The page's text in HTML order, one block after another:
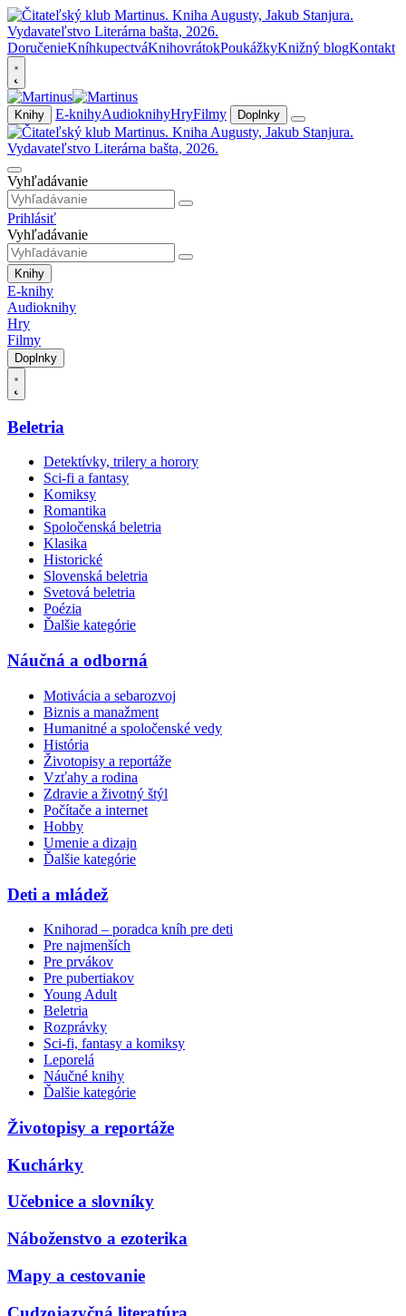
DoručenieKníhkupectváKnihovrátokPoukážkyKnižný blogKontakt
Knihy E-knihyAudioknihyHryFilmy Doplnky
Vyhľadávanie
Prihlásiť
Vyhľadávanie
Knihy
E-knihy
Audioknihy
Hry
Filmy
Doplnky
Beletria
Detektívky, trilery a horory
Sci-fi a fantasy
Komiksy
Romantika
Spoločenská beletria
Klasika
Historické
Slovenská beletria
Svetová beletria
Poézia
Ďalšie kategórie
Náučná a odborná
Motivácia a sebarozvoj
Biznis a manažment
Humanitné a spoločenské vedy
História
Životopisy a reportáže
Vzťahy a rodina
Zdravie a životný štýl
Počítače a internet
Hobby
Umenie a dizajn
Ďalšie kategórie
Deti a mládež
Knihorad – poradca kníh pre deti
Pre najmenších
Pre prvákov
Pre pubertiakov
Young Adult
Beletria
Rozprávky
Sci-fi, fantasy a komiksy
Leporelá
Náučné knihy
Ďalšie kategórie
Životopisy a reportáže
Kuchárky
Učebnice a slovníky
Náboženstvo a ezoterika
Mapy a cestovanie